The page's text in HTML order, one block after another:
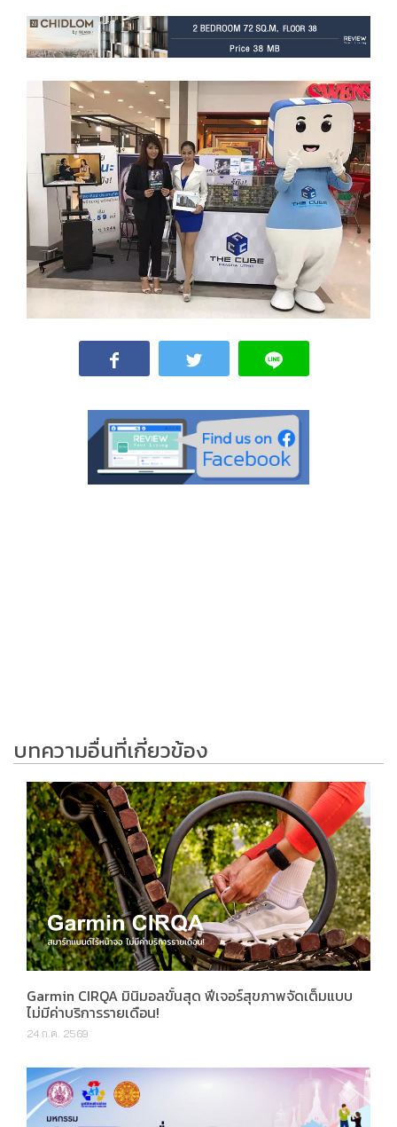
บทความอื่นที่เกี่ยวข้อง
Garmin CIRQA มินิมอลขั้นสุด ฟีเจอร์สุขภาพจัดเต็มแบบ
ไม่มีค่าบริการรายเดือน!
24 ก.ค. 2569